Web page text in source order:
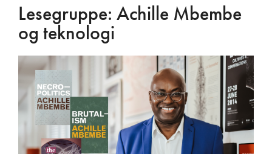
Lesegruppe: Achille Mbembe
og teknologi